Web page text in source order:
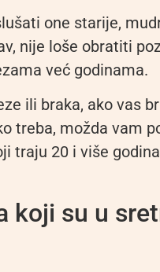
one starije,
nije loše obratiti
već godinama.
ili braka, ako vas
treba, možda vam
traju 20 i više
koji su u